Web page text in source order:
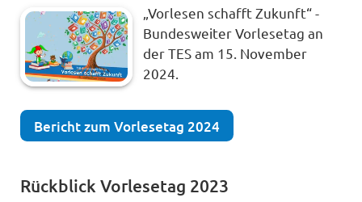
„Vorlesen schafft Zukunft“ -
Bundesweiter Vorlesetag an
der TES am 15. November
2024.
Bericht zum Vorlesetag 2024
Rückblick Vorlesetag 2023